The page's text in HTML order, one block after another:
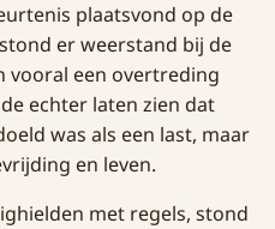
plaatsvond op de
er weerstand bij de
vooral een overtreding
echter laten zien dat
was als een last, maar
en leven.
met regels, stond